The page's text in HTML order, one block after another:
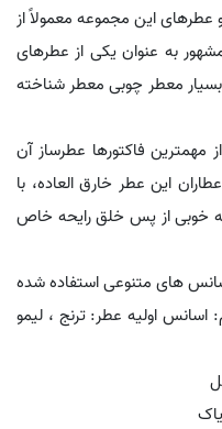
عطرهای این مجموعه معمولاً از
به عنوان یکی از عطرهای
معطر چوبی معطر شناخته
مهمترین فاکتورها عطرساز آن
این عطر خارق العاده، با
خوبی از پس خلق رایحه خاص
های متنوعی استفاده شده
اولیه عطر: ترنج ، لیمو